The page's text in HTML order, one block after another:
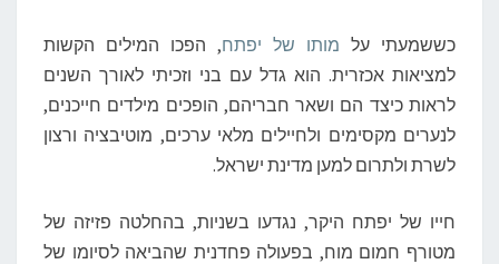
ל
ו
ת
מ
צ
י
ת
כששמעתי על מותו של יפתח, הפכו המילים הקשות
למציאות אכזרית. הוא גדל עם בני וזכיתי לאורך השנים
לראות כיצד הם ושאר חבריהם, הופכים מילדים חייכנים,
לנערים מקסימים ולחיילים מלאי ערכים, מוטיבציה ורצון
לשרת ולתרום למען מדינת ישראל.
חייו של יפתח היקר, נגדעו בשניות, בהחלטה פזיזה של
מטורף חמום מוח, בפעולה פחדנית שהביאה לסיומו של